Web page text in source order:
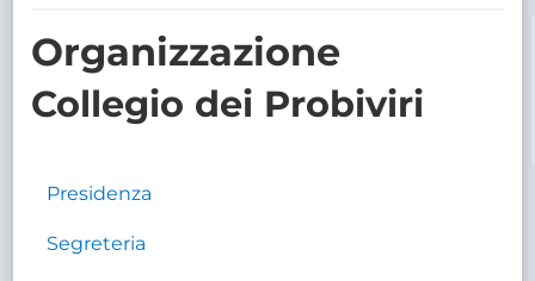
Organizzazione
Collegio dei Probiviri
Presidenza
Segreteria